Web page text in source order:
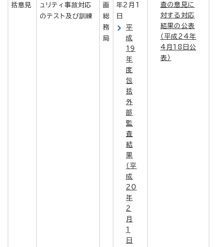
括意見
ュリティ事故対応
のテスト及び訓練
画
総
務
局
年2月1
日
平
成
19
年
度
包
括
外
部
監
査
結
果
（平
成
20
年
2
月
1
日
査の意見に
対する対応
結果の公表
（平成24年
4月18日公
表）